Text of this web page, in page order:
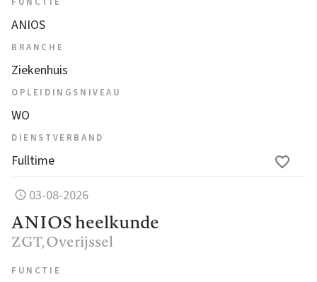
ANIOS
BRANCHE
Ziekenhuis
OPLEIDINGSNIVEAU
WO
DIENSTVERBAND
Fulltime
03-08-2026
ANIOS heelkunde
ZGT, Overijssel
FUNCTIE